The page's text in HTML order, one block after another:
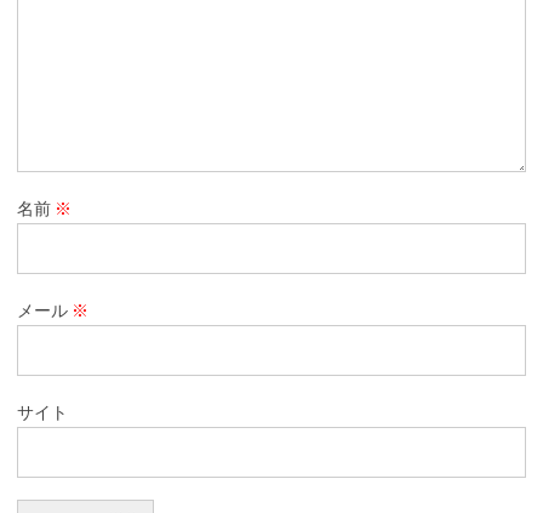
名前 ※
メール ※
サイト